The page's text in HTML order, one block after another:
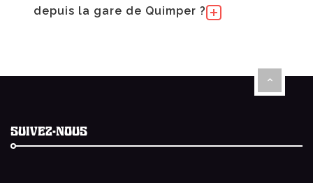
depuis la gare de Quimper ?
SUIVEZ-NOUS